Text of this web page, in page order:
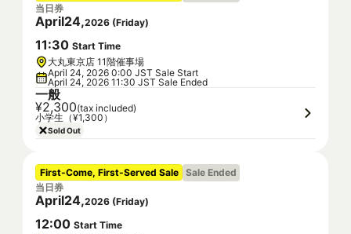
当日券
April24,2026 (Friday)
11:30 Start Time
大丸東京店 11階催事場
April 24, 2026 0:00 JST Sale Start
April 24, 2026 11:30 JST Sale Ended
一般
¥2,300(tax included)
小学生（¥1,300）
Sold Out
First-Come, First-Served Sale Sale Ended
当日券
April24,2026 (Friday)
12:00 Start Time